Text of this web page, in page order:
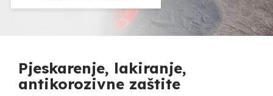
Pjeskarenje, lakiranje,
antikorozivne zaštite